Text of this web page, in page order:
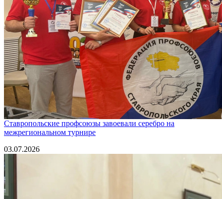
Ставропольские профсоюзы завоевали серебро на
межрегиональном турнире
03.07.2026